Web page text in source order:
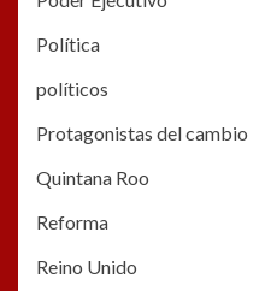
Política
políticos
Protagonistas del cambio
Quintana Roo
Reforma
Reino Unido